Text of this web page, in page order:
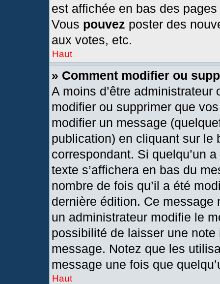
est affichée en bas des
Vous pouvez poster des
aux votes, etc.
Haut
» Comment modifier ou
A moins d’être
modifier ou supprimer que
modifier un message
publication) en cliquant sur le
correspondant. Si quelqu’un
texte s’affichera en bas du
nombre de fois qu’il a été
dernière édition. Ce message
un administrateur modifie le
possibilité de laisser une
message. Notez que les
message une fois que
Haut